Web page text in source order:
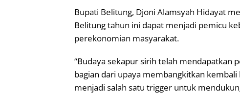
Bupati Belitung, Djoni Alamsyah Hidayat
Belitung tahun ini dapat menjadi pemicu
perekonomian masyarakat.
“Budaya sekapur sirih telah mendapatkan
bagian dari upaya membangkitkan
menjadi salah satu trigger untuk